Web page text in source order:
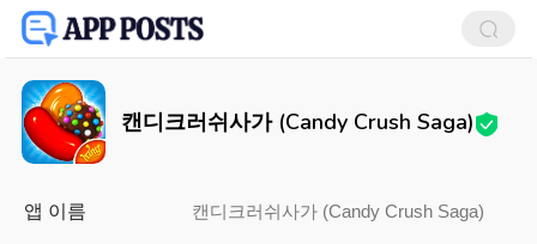
캔디크러쉬사가 (Candy Crush Saga)
앱 이름 캔디크러쉬사가 (Candy Crush Saga)